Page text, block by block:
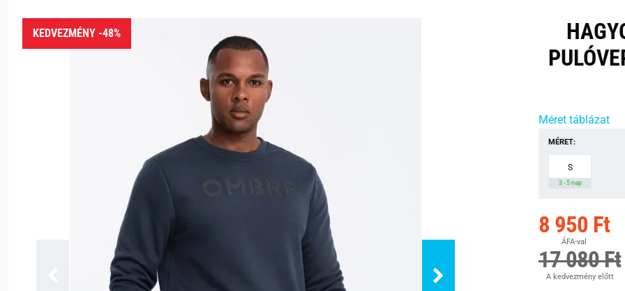
KEDVEZMÉNY -48%
Méret táblázat
MÉRET:
S
3 - 5 nap
8 950 Ft
ÁFA-val
17 080 Ft
A kedvezmény előtt